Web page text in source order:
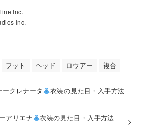
Inc.
Inc.
フット ヘッド ロウアー 複合
ークレナータ
衣装の見た目・入手方法
アリエナ
衣装の見た目・入手方法